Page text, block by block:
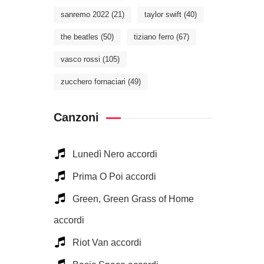
sanremo 2022 (21) taylor swift (40)
the beatles (50) tiziano ferro (67)
vasco rossi (105)
zucchero fornaciari (49)
Canzoni
Lunedì Nero accordi
Prima O Poi accordi
Green, Green Grass of Home
accordi
Riot Van accordi